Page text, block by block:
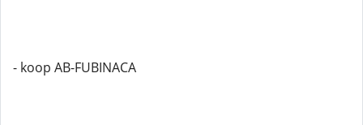
- koop AB-FUBINACA